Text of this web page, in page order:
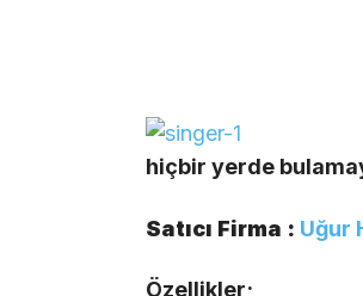
hiçbir yerde
Satıcı Firma : Uğur
Özellikler;